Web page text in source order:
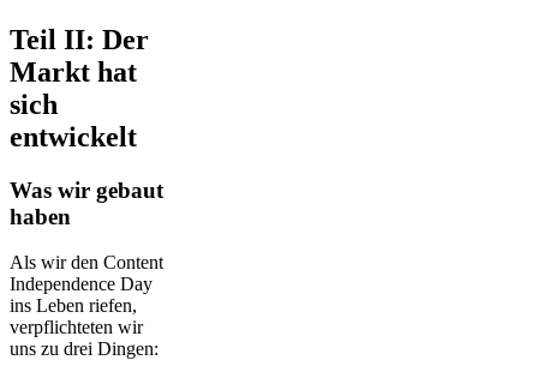
Teil II: Der
Markt hat
sich
entwickelt
Was wir gebaut
haben
Als wir den Content
Independence Day
ins Leben riefen,
verpflichteten wir
uns zu drei Dingen: